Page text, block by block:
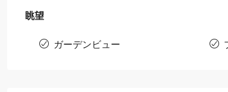
眺望
ガーデンビュー